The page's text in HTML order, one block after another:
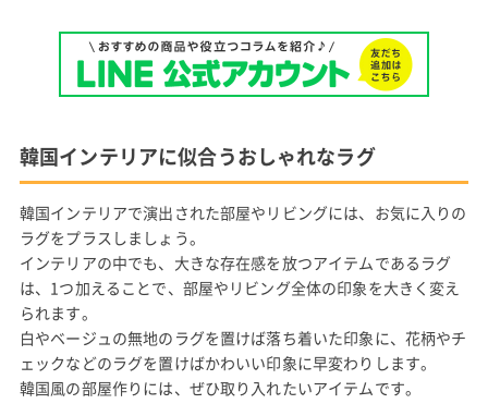
韓国インテリアに似合うおしゃれなラグ
韓国インテリアで演出された部屋やリビングには、お気に入りの
ラグをプラスしましょう。
インテリアの中でも、大きな存在感を放つアイテムであるラグ
は、1つ加えることで、部屋やリビング全体の印象を大きく変え
られます。
白やベージュの無地のラグを置けば落ち着いた印象に、花柄やチ
ェックなどのラグを置けばかわいい印象に早変わりします。
韓国風の部屋作りには、ぜひ取り入れたいアイテムです。